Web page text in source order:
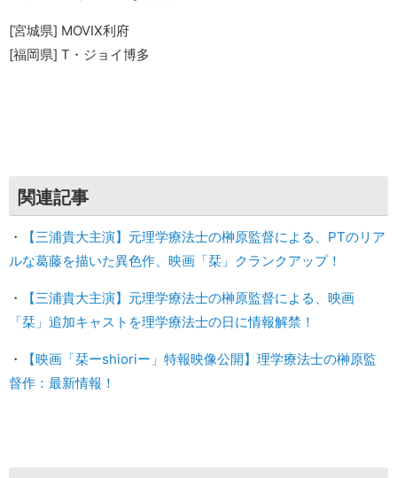
[宮城県] MOVIX利府
[福岡県] T・ジョイ博多
関連記事
・
【三浦貴大主演】元理学療法士の榊原監督による、PTのリア
ルな葛藤を描いた異色作、映画「栞」クランクアップ！
・
【三浦貴大主演】元理学療法士の榊原監督による、映画
「栞」追加キャストを理学療法士の日に情報解禁！
・
【映画「栞ーshioriー」特報映像公開】理学療法士の榊原監
督作：最新情報！